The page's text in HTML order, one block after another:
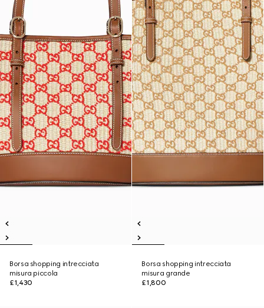
Borsa shopping intrecciata
misura piccola
£1,430
Borsa shopping intrecciata
misura grande
£1,800